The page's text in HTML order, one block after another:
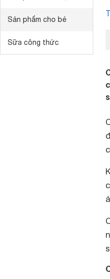
Sản phẩm cho bé
Sữa công thức